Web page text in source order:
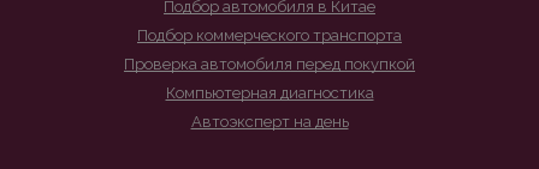
Подбор автомобиля в Китае
Подбор коммерческого транспорта
Проверка автомобиля перед покупкой
Компьютерная диагностика
Автоэксперт на день